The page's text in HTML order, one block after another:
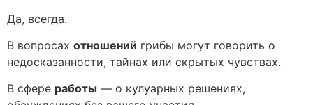
Да, всегда.
В вопросах отношений грибы могут говорить о
недосказанности, тайнах или скрытых чувствах.
В сфере работы — о кулуарных решениях,